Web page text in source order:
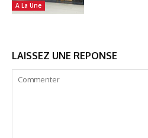
A La Une
LAISSEZ UNE REPONSE